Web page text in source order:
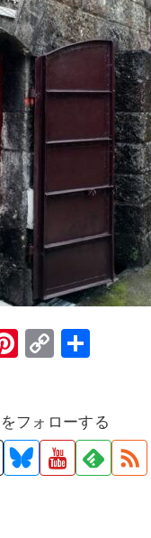
Pi
e
st
C
y
Li
フォローする